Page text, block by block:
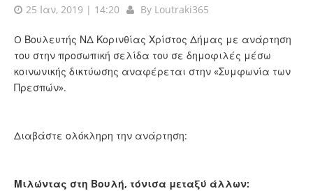
25 Ιαν, 2019 | 14:20 By Loutraki365
O Βουλευτής ΝΔ Κορινθίας Χρίστος Δήμας με ανάρτηση
του στην προσωπική σελίδα του σε δημοφιλές μέσω
κοινωνικής δικτύωσης αναφέρεται στην «Συμφωνία των
Πρεσπών».
Διαβάστε ολόκληρη την ανάρτηση:
Μιλώντας στη Βουλή, τόνισα μεταξύ άλλων: